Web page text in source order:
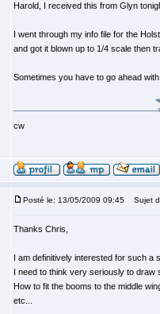
Harold, I received this from Glyn
I went through my info file for the
and got it blown up to 1/4 scale then
Sometimes you have to go ahead
cw
Posté le: 13/05/2009 09:45 Sujet
Thanks Chris,
I am definitively interested for such a
I need to think very seriously to draw
How to fit the booms to the middle
etc...